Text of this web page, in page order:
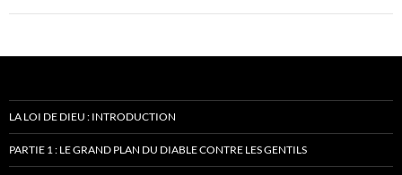
LA LOI DE DIEU : INTRODUCTION
PARTIE 1 : LE GRAND PLAN DU DIABLE CONTRE LES GENTILS